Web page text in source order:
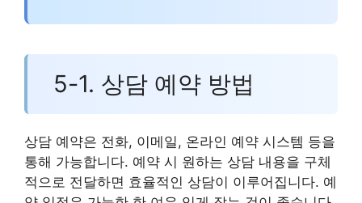
5-1. 상담 예약 방법
상담 예약은 전화, 이메일, 온라인 예약 시스템 등을
통해 가능합니다. 예약 시 원하는 상담 내용을 구체
적으로 전달하면 효율적인 상담이 이루어집니다. 예